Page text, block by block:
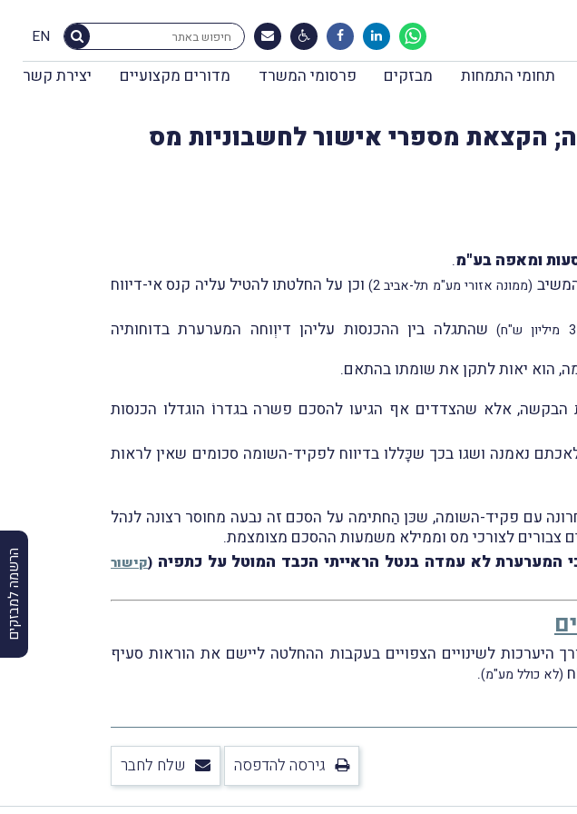
EN
תחומי התמחות מבזקים פרסומי המשרד מדורים מקצועיים יצירת קשר
הרשמה למבזקים
הקצאת מספרי אישור לחשבוניות מס
ומאפה בע"מ.
(ממונה אזורי מע"מ תל-אביב 2)
וכן על החלטתו להטיל עליה קנס אי-דיווח
שהתגלה בין ההכנסות עליהן דיוְוחה המערערת בדוחותיה
הוא יאות לתקן את שומתו בהתאם.
אלא שהצדדים אף הגיעו להסכם פשרה בגדרוֹ הוגדלו הכנסות
נאמנה ושגו בכך שכָּללו בדיווח לפקיד-השומה סכומים שאין לראות
עם פקיד-השומה, שכּן הַחתימה על הסכם זה נבעה מחוסר רצונה לנהל
צבורים לצורכי מס וממילא משמעות ההסכם מצומצמת.
המערערת לא עמדה בנטל הראייתי הכבד המוטל על כתפיה (קישור
היערכות לשינויים הצפויים בעקבות ההחלטה ליישם את הוראות סעיף
(לא כולל מע"מ).
גירסה להדפסה שלח לחבר